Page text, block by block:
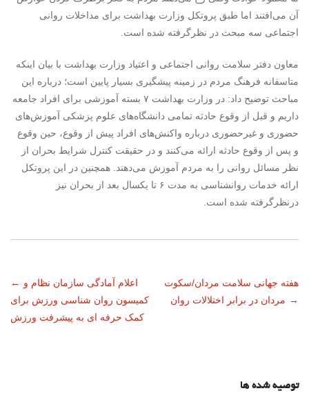
آن می‌افتند اما طبق پروتکل وزارت بهداشت برای مداخلات روانی
اجتماعی سه مبحث در نظرگرفته شده است.
معاون دفتر سلامت روانی اجتماعی و اعتیاد وزارت بهداشت با بیان اینکه
متاسفانه فرهنگ مردم در زمینه پیشگیری بسیار پایین است؛ درباره این
مباحث توضیح داد: در وزارت بهداشت ۷ بسته آموزشی برای افراد جامعه
داریم و قبل از وقوع حادثه تمامی دانشگاه‌های علوم‌ پزشکی آموزش‌های
حضوری و غیرحضوری درباره واکنش‌های افراد پیش از وقوع، حین وقوع
و پس از وقوع حادثه ارائه می‌کنند و در حقیقت کنترل شرایط بحران از
نظر مسائل روانی را به مردم آموزش می‌دهند. همچنین در این پروتکل
ارائه خدمات روانشناسی به مدت ۶ تا یکسال بعد از بحران نیز
درنظرگرفته شده است.
ناوبری
نوشته
← اعلام آمادگی سازمان نظام و
کمیسون روان شناسی ورزش برای
کمک حرفه ای به پیشرفت ورزش
هفته جهانی سلامت مردان/سکوت
مردان در برابر اختلالات روان →
توصیه شده ها